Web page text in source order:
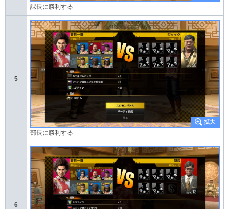
課長に勝利する
5
部長に勝利する
6